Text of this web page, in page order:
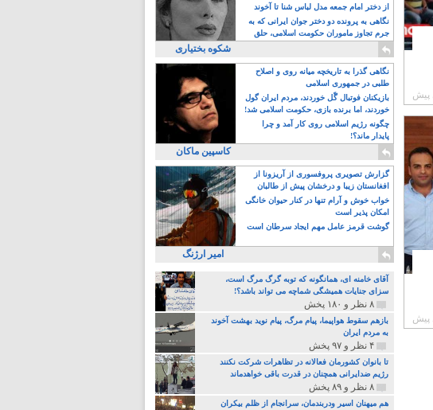
از دختر امام جمعه مدل لباس شنا تا آخوند
مسلمان همجنسگرا!
نگاهی به پرونده دو دختر جوان ایرانی که به
جرم تجاوز ماموران حکومت اسلامی، حلق
آویز شدند!
شکوه بختیاری
نگاهی گذرا به تاریخچه میانه روی و اصلاح
طلبی در جمهوری اسلامی
بازیکنان فوتبال گًل خوردند، مردم ایران گول
خوردند، اما برنده بازی، حکومت اسلامی شد!
چگونه رژیم اسلامی روی کار آمد و چرا
پایدار ماند؟!
کاسپین ماکان
گزارش تصویری پروفسوری از آریزونا از
افغانستان زیبا و درخشان پیش از طالبان
خواب خوش و آرام تنها در کنار حیوان خانگی
امکان پذیر است
گوشت قرمز عامل مهم ایجاد سرطان است
امیر ارژنگ
آقای خامنه ای، همانگونه که توبه گرگ مرگ است،
سزای جنایات همیشگی شماچه می تواند باشد؟!
۸ نظر و ۱۸۰ پخش
بازهم سقوط هواپیما، پیام مرگ، پیام نوید بهشت آخوند
به مردم ایران
۴ نظر و ۹۷ پخش
تا بانوان کشورمان فعالانه در تظاهرات شرکت نکنند
رژیم ضدایرانی همچنان در قدرت باقی خواهدماند
۸ نظر و ۸۹ پخش
هم میهنان اسیر ودربندمان، سرانجام از ظلم بیکران